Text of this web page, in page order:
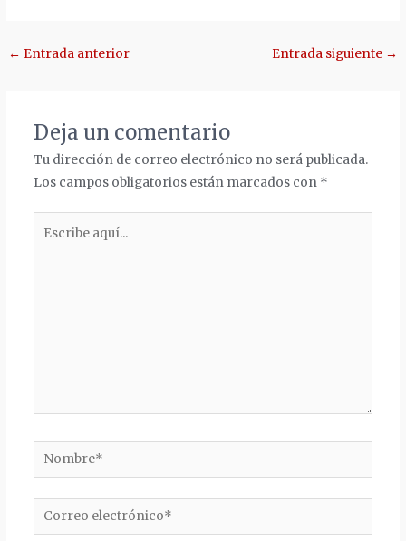
Navegación
← Entrada anterior Entrada siguiente →
Deja un comentario
Tu dirección de correo electrónico no será publicada.
Los campos obligatorios están marcados con *
Nombre*
Correo
electrónico*